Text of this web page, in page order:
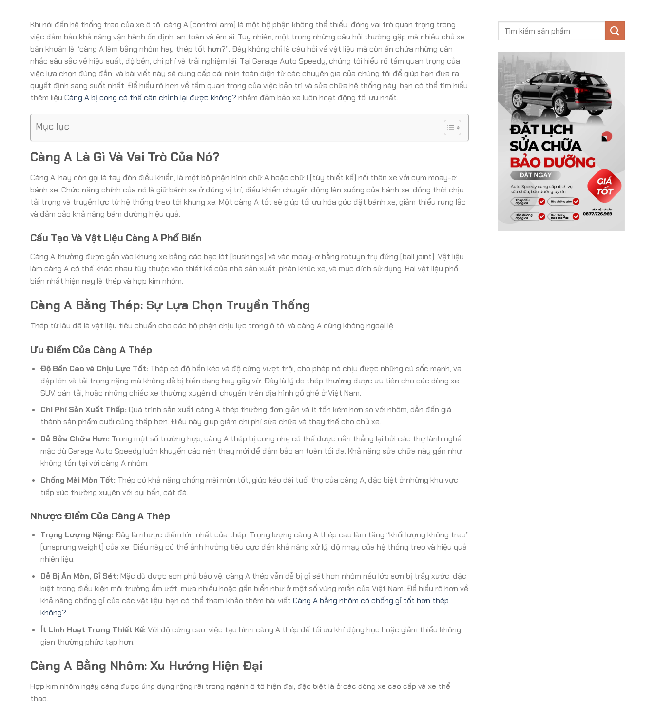
Khi nói đến hệ thống treo của xe ô tô, càng A (control arm) là một bộ phận không thể thiếu, đóng vai trò quan trọng trong
việc đảm bảo khả năng vận hành ổn định, an toàn và êm ái. Tuy nhiên, một trong những câu hỏi thường gặp mà nhiều chủ xe
băn khoăn là “càng A làm bằng nhôm hay thép tốt hơn?”. Đây không chỉ là câu hỏi về vật liệu mà còn ẩn chứa những cân
nhắc sâu sắc về hiệu suất, độ bền, chi phí và trải nghiệm lái. Tại Garage Auto Speedy, chúng tôi hiểu rõ tầm quan trọng của
việc lựa chọn đúng đắn, và bài viết này sẽ cung cấp cái nhìn toàn diện từ các chuyên gia của chúng tôi để giúp bạn đưa ra
quyết định sáng suốt nhất. Để hiểu rõ hơn về tầm quan trọng của việc bảo trì và sửa chữa hệ thống này, bạn có thể tìm hiểu
thêm liệu Càng A bị cong có thể cân chỉnh lại được không? nhằm đảm bảo xe luôn hoạt động tối ưu nhất.
Mục lục
Càng A Là Gì Và Vai Trò Của Nó?
Càng A, hay còn gọi là tay đòn điều khiển, là một bộ phận hình chữ A hoặc chữ I (tùy thiết kế) nối thân xe với cụm moay-ơ
bánh xe. Chức năng chính của nó là giữ bánh xe ở đúng vị trí, điều khiển chuyển động lên xuống của bánh xe, đồng thời chịu
tải trọng và truyền lực từ hệ thống treo tới khung xe. Một càng A tốt sẽ giúp tối ưu hóa góc đặt bánh xe, giảm thiểu rung lắc
và đảm bảo khả năng bám đường hiệu quả.
Cấu Tạo Và Vật Liệu Càng A Phổ Biến
Càng A thường được gắn vào khung xe bằng các bạc lót (bushings) và vào moay-ơ bằng rotuyn trụ đứng (ball joint). Vật liệu
làm càng A có thể khác nhau tùy thuộc vào thiết kế của nhà sản xuất, phân khúc xe, và mục đích sử dụng. Hai vật liệu phổ
biến nhất hiện nay là thép và hợp kim nhôm.
Càng A Bằng Thép: Sự Lựa Chọn Truyền Thống
Thép từ lâu đã là vật liệu tiêu chuẩn cho các bộ phận chịu lực trong ô tô, và càng A cũng không ngoại lệ.
Ưu Điểm Của Càng A Thép
Độ Bền Cao và Chịu Lực Tốt: Thép có độ bền kéo và độ cứng vượt trội, cho phép nó chịu được những cú sốc mạnh, va
đập lớn và tải trọng nặng mà không dễ bị biến dạng hay gãy vỡ. Đây là lý do thép thường được ưu tiên cho các dòng xe
SUV, bán tải, hoặc những chiếc xe thường xuyên di chuyển trên địa hình gồ ghề ở Việt Nam.
Chi Phí Sản Xuất Thấp: Quá trình sản xuất càng A thép thường đơn giản và ít tốn kém hơn so với nhôm, dẫn đến giá
thành sản phẩm cuối cùng thấp hơn. Điều này giúp giảm chi phí sửa chữa và thay thế cho chủ xe.
Dễ Sửa Chữa Hơn: Trong một số trường hợp, càng A thép bị cong nhẹ có thể được nắn thẳng lại bởi các thợ lành nghề,
mặc dù Garage Auto Speedy luôn khuyến cáo nên thay mới để đảm bảo an toàn tối đa. Khả năng sửa chữa này gần như
không tồn tại với càng A nhôm.
Chống Mài Mòn Tốt: Thép có khả năng chống mài mòn tốt, giúp kéo dài tuổi thọ của càng A, đặc biệt ở những khu vực
tiếp xúc thường xuyên với bụi bẩn, cát đá.
Nhược Điểm Của Càng A Thép
Trọng Lượng Nặng: Đây là nhược điểm lớn nhất của thép. Trọng lượng càng A thép cao làm tăng “khối lượng không treo”
(unsprung weight) của xe. Điều này có thể ảnh hưởng tiêu cực đến khả năng xử lý, độ nhạy của hệ thống treo và hiệu quả
nhiên liệu.
Dễ Bị Ăn Mòn, Gỉ Sét: Mặc dù được sơn phủ bảo vệ, càng A thép vẫn dễ bị gỉ sét hơn nhôm nếu lớp sơn bị trầy xước, đặc
biệt trong điều kiện môi trường ẩm ướt, mưa nhiều hoặc gần biển như ở một số vùng miền của Việt Nam. Để hiểu rõ hơn về
khả năng chống gỉ của các vật liệu, bạn có thể tham khảo thêm bài viết Càng A bằng nhôm có chống gỉ tốt hơn thép
không?.
Ít Linh Hoạt Trong Thiết Kế: Với độ cứng cao, việc tạo hình càng A thép để tối ưu khí động học hoặc giảm thiểu không
gian thường phức tạp hơn.
Càng A Bằng Nhôm: Xu Hướng Hiện Đại
Hợp kim nhôm ngày càng được ứng dụng rộng rãi trong ngành ô tô hiện đại, đặc biệt là ở các dòng xe cao cấp và xe thể
thao.